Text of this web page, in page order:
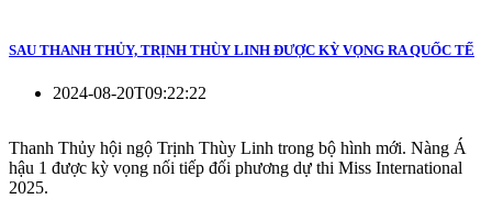
SAU THANH THỦY, TRỊNH THÙY LINH ĐƯỢC KỲ VỌNG RA QUỐC TẾ
2024-08-20T09:22:22
Thanh Thủy hội ngộ Trịnh Thùy Linh trong bộ hình mới. Nàng Á
hậu 1 được kỳ vọng nối tiếp đối phương dự thi Miss International
2025.